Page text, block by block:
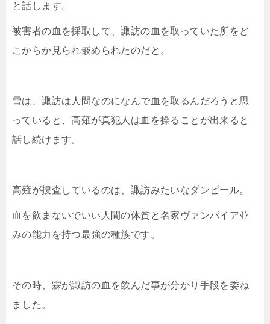
と話します。
被害者の血を採取して、諏訪の血を取っていた所をど
こからか見られ嵌められたのだと。
雪は、諏訪は人間なのになんで血を取るんだろうと思
っていると、高薙が真犯人は血を操ることが出来ると
話し続けます。
高薙が捜査しているのは、諏訪みたいなダンピール。
血を飲まないでいい人間の体質と名家ヴァンパイア並
みの能力を持つ最強の種族です。
その時、霖が諏訪の血を飲んだ事が分かり手段を委ね
ました。